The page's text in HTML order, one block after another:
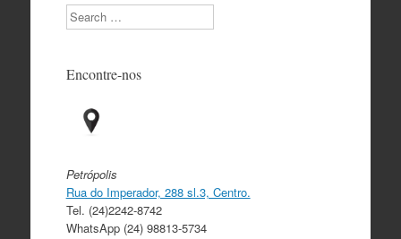
Search
Encontre-nos
Petrópolis
Rua do Imperador, 288 sl.3, Centro.
Tel. (24)2242-8742
WhatsApp (24) 98813-5734